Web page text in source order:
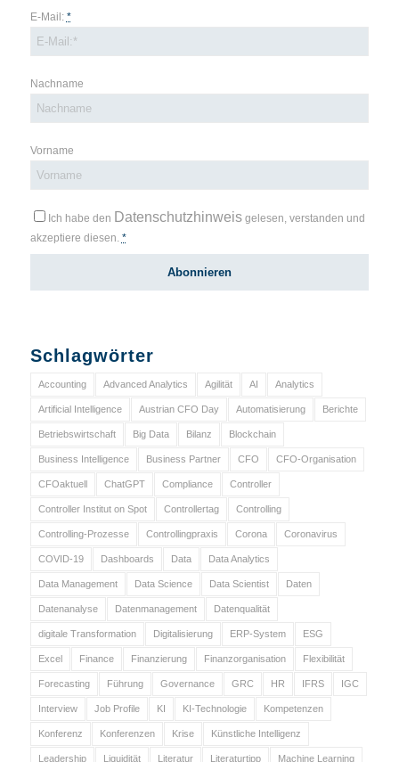
E-Mail: *
Nachname
Vorname
Ich habe den Datenschutzhinweisgelesen, verstanden und
akzeptiere diesen. *
Schlagwörter
Accounting Advanced Analytics Agilität AI Analytics
Artificial Intelligence Austrian CFO Day Automatisierung Berichte
Betriebswirtschaft Big Data Bilanz Blockchain
Business Intelligence Business Partner CFO CFO-Organisation
CFOaktuell ChatGPT Compliance Controller
Controller Institut on Spot Controllertag Controlling
Controlling-Prozesse Controllingpraxis Corona Coronavirus
COVID-19 Dashboards Data Data Analytics
Data Management Data Science Data Scientist Daten
Datenanalyse Datenmanagement Datenqualität
digitale Transformation Digitalisierung ERP-System ESG
Excel Finance Finanzierung Finanzorganisation Flexibilität
Forecasting Führung Governance GRC HR IFRS IGC
Interview Job Profile KI KI-Technologie Kompetenzen
Konferenz Konferenzen Krise Künstliche Intelligenz
Leadership Liquidität Literatur Literaturtipp Machine Learning